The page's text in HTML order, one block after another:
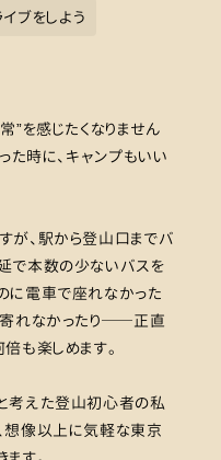
イブをしよう
”を感じたくなりません
た時に、キャンプもいい
が、駅から登山口までバ
で本数の少ないバスを
に電車で座れなかった
寄れなかったり──正直
も楽しめます。
考えた登山初心者の私
想像以上に気軽な東京